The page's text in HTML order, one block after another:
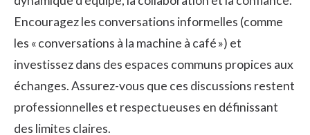
Encouragez les conversations informelles (comme
les « conversations à la machine à café ») et
investissez dans des espaces communs propices aux
échanges. Assurez-vous que ces discussions restent
professionnelles et respectueuses en définissant
des limites claires.